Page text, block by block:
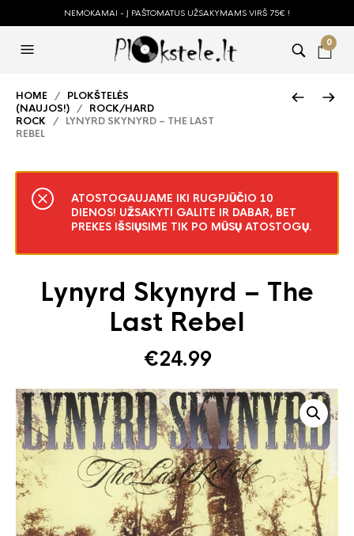
NEMOKAMAI - Į PAŠTOMATUS UŽSAKYMAMS VIRŠ 75€ !
0
HOME / PLOKŠTELĖS
(NAUJOS!) / ROCK/HARD
ROCK / LYNYRD SKYNYRD – THE LAST
REBEL
ATOSTOGAUJAME IKI RUGPJŪČIO 10
DIENOS! UŽSAKYTI GALITE IR DABAR, BET
PREKES IŠSIŲSIME TIK PO MŪSŲ ATOSTOGŲ.
Lynyrd Skynyrd – The
Last Rebel
€24.99